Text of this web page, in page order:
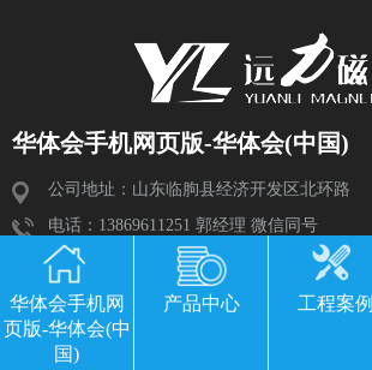
华体会手机网页版-华体会(中国)
公司地址：山东临朐县经济开发区北环路
电话：13869611251 郭经理 微信同号
传真：0536-3435877
邮箱：2534224609@qq.com
华体会手机网
页版-华体会(中
国)
产品中心 工程案例